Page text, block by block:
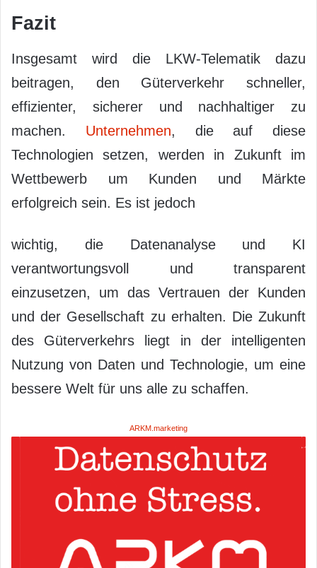
Fazit
Insgesamt wird die LKW-Telematik dazu
beitragen, den Güterverkehr schneller,
effizienter, sicherer und nachhaltiger zu
machen. Unternehmen, die auf diese
Technologien setzen, werden in Zukunft im
Wettbewerb um Kunden und Märkte
erfolgreich sein. Es ist jedoch
wichtig, die Datenanalyse und KI
verantwortungsvoll und transparent
einzusetzen, um das Vertrauen der Kunden
und der Gesellschaft zu erhalten. Die Zukunft
des Güterverkehrs liegt in der intelligenten
Nutzung von Daten und Technologie, um eine
bessere Welt für uns alle zu schaffen.
ARKM.marketing